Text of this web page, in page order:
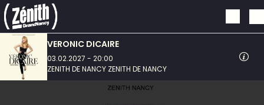
Aller au contenu principal
VERONIC DICAIRE
03.02.2027 - 20:00
ZENITH DE NANCY ZENITH DE NANCY